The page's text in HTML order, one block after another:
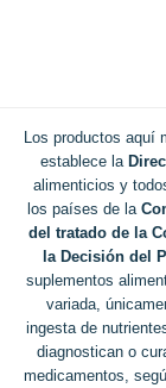
Los productos
establece la
alimenticios y
los países de la
del tratado de la
la Decisión del
suplementos
variada,
ingesta de
diagnostican o
medicamentos,